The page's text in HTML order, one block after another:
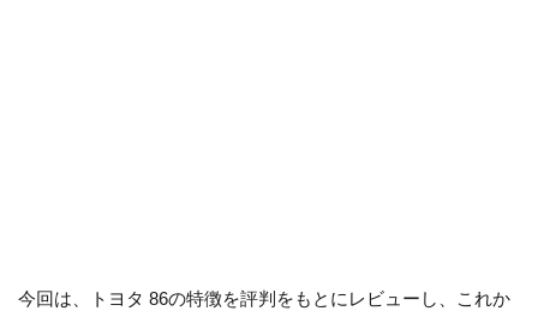
今回は、トヨタ 86の特徴を評判をもとにレビューし、これか